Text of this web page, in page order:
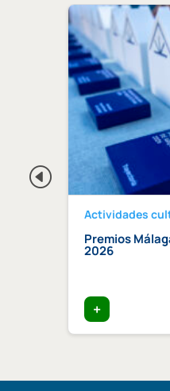
Actividades
Premios
2026
+